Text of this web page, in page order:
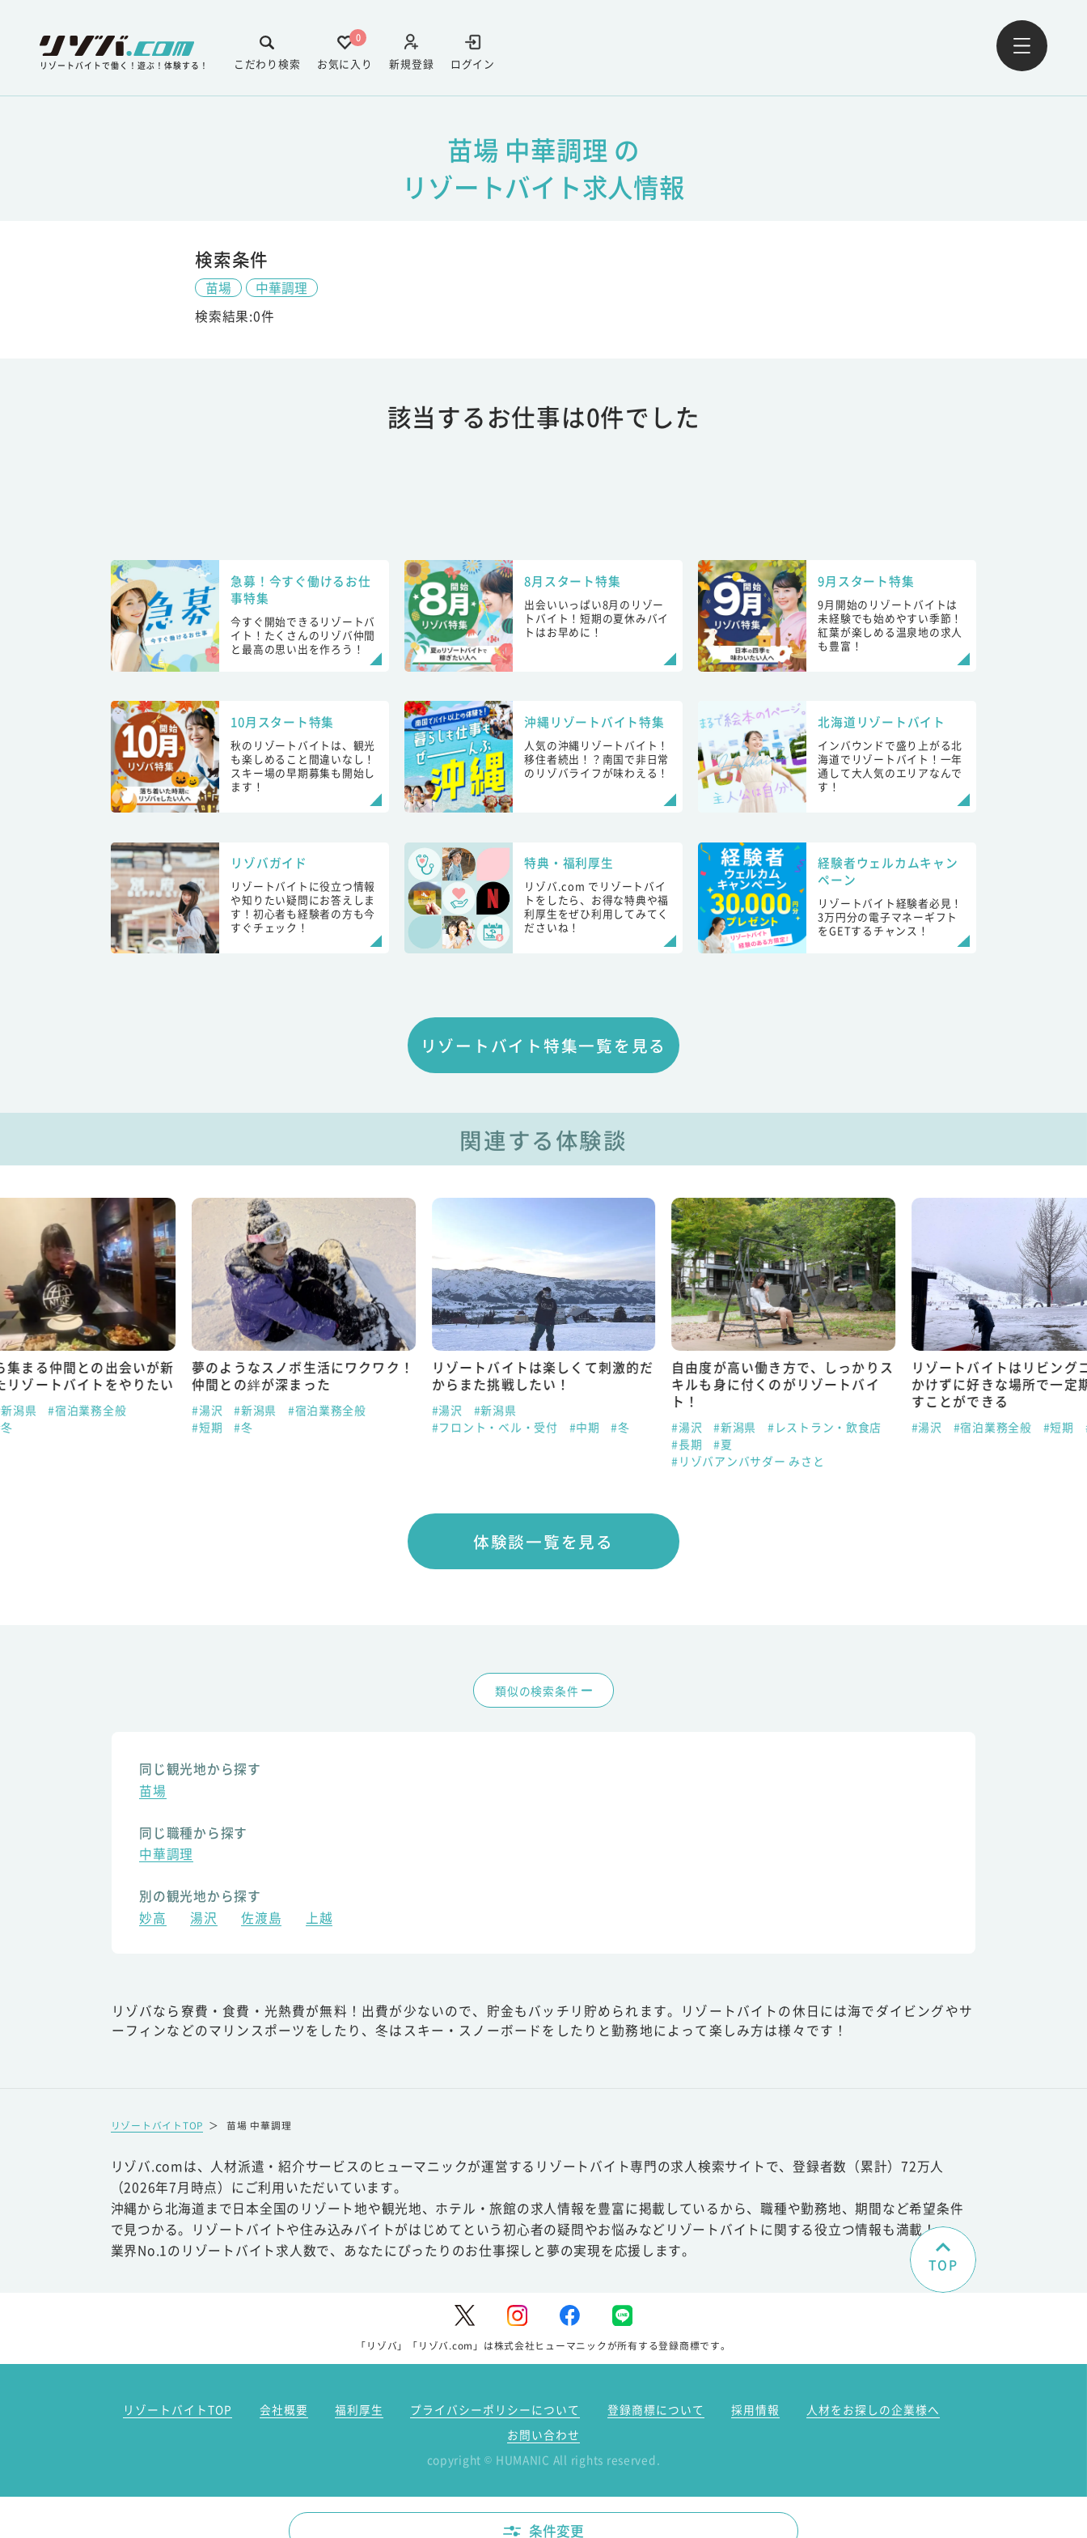
リゾートバイトで働く！遊ぶ！体験する！ ログイン
新規登録
0
お気に入り
こだわり検索
苗場 中華調理 の
リゾートバイト求人情報
検索条件
苗場
中華調理
検索結果:0件
該当するお仕事は0件でした
急募！今すぐ働けるお仕
事特集
今すぐ開始できるリゾートバ
イト！たくさんのリゾバ仲間
と最高の思い出を作ろう！
8月スタート特集
出会いいっぱい8月のリゾー
トバイト！短期の夏休みバイ
トはお早めに！
9月スタート特集
9月開始のリゾートバイトは
未経験でも始めやすい季節！
紅葉が楽しめる温泉地の求人
も豊富！
10月スタート特集
秋のリゾートバイトは、観光
も楽しめること間違いなし！
スキー場の早期募集も開始し
ます！
沖縄リゾートバイト特集
人気の沖縄リゾートバイト！
移住者続出！？南国で非日常
のリゾバライフが味わえる！
北海道リゾートバイト
インバウンドで盛り上がる北
海道でリゾートバイト！一年
通して大人気のエリアなんで
す！
リゾバガイド
リゾートバイトに役立つ情報
や知りたい疑問にお答えしま
す！初心者も経験者の方も今
すぐチェック！
特典・福利厚生
リゾバ.com でリゾートバイ
トをしたら、お得な特典や福
利厚生をぜひ利用してみてく
ださいね！
経験者ウェルカムキャン
ペーン
リゾートバイト経験者必見！
3万円分の電子マネーギフト
をGETするチャンス！
リゾートバイト特集一覧を見る
関連する体験談
集まる仲間との出会いが新
リゾートバイトをやりたい
潟県
#宿泊業務全般
夢のようなスノボ生活にワクワク！
仲間との絆が深まった
#湯沢 #新潟県
#宿泊業務全般
#短期
#冬
リゾートバイトは楽しくて刺激的だ
からまた挑戦したい！
#湯沢
#新潟県
#フロント・ベル・受付
#中期 #冬
自由度が高い働き方で、しっかりス
キルも身に付くのがリゾートバイ
ト！
#湯沢 #新潟県
#レストラン・飲食店
#長期
#夏
#リゾバアンバサダー みさと
リゾートバイトはリビング
かけずに好きな場所で一定
すことができる
#湯沢 #宿泊業務全般 #短期
体験談一覧を見る
類似の検索条件
同じ観光地から探す
苗場
同じ職種から探す
中華調理
別の観光地から探す
妙高
湯沢 佐渡島 上越
リゾバなら寮費・食費・光熱費が無料！出費が少ないので、貯金もバッチリ貯められます。リゾートバイトの休日には海でダイビングやサ
ーフィンなどのマリンスポーツをしたり、冬はスキー・スノーボードをしたりと勤務地によって楽しみ方は様々です！
リゾートバイトTOP ＞ 苗場 中華調理
リゾバ.comは、人材派遣・紹介サービスのヒューマニックが運営するリゾートバイト専門の求人検索サイトで、登録者数（累計）72万人
（2026年7月時点）にご利用いただいています。
沖縄から北海道まで日本全国のリゾート地や観光地、ホテル・旅館の求人情報を豊富に掲載しているから、職種や勤務地、期間など希望条件
で見つかる。リゾートバイトや住み込みバイトがはじめてという初心者の疑問やお悩みなどリゾートバイトに関する役立つ情報も満載！
業界No.1のリゾートバイト求人数で、あなたにぴったりのお仕事探しと夢の実現を応援します。
TOP
「リゾバ」「リゾバ.com」は株式会社ヒューマニックが所有する登録商標です。
リゾートバイトTOP 会社概要 福利厚生 プライバシーポリシーについて 登録商標について 採用情報
人材をお探しの企業様へ
お問い合わせ
copyright © HUMANIC All rights reserved.
条件変更